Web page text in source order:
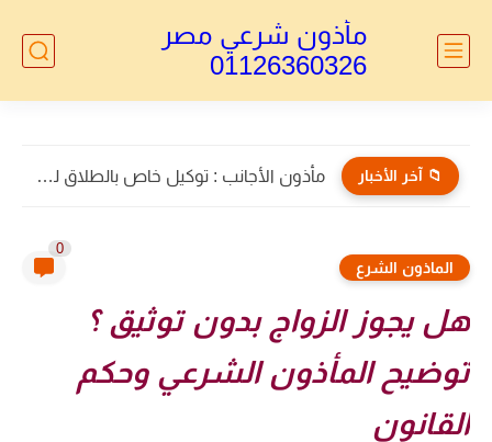
مأذون شرعي مصر
01126360326
📁 آخر الأخبار مأذون الأجانب : توكيل خاص بالطلاق للاجانب
الماذون الشرع
0
هل يجوز الزواج بدون توثيق ؟
توضيح المأذون الشرعي وحكم
القانون